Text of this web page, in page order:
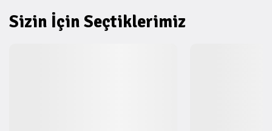
Sizin İçin Seçtiklerimiz